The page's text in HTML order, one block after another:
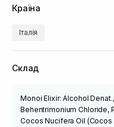
Країна
Італія
Склад
Monoi Elixir: Alcohol
Behentrimonium Chloride,
Cocos Nucifera Oil (Cocos